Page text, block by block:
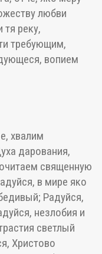
любви
реку,
требующим,
вопием
хвалим
дарования,
священную
в мире яко
Радуйся,
незлобия и
светлый
Христово